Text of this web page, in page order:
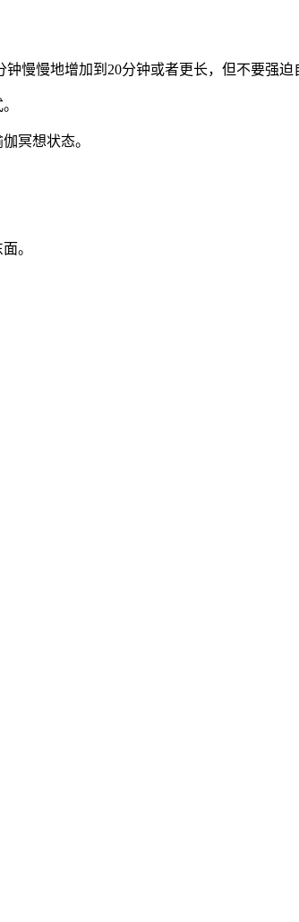
慢慢地增加到20分钟或者更长，但不要强迫
冥想状态。
。